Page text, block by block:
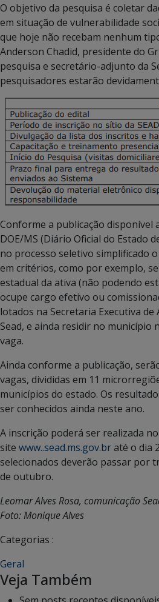
O objetivo da pesquisa é coletar
em situação de vulnerabilidade
que hoje não recebam nenhum
Anderson Chadid, presidente do
pesquisa e secretário-adjunto da
pesquisadores estarão
Conforme a publicação disponível
DOE/MS (Diário Oficial do Estado
no processo seletivo simplificado
em critérios, como por exemplo,
estadual da ativa (não podendo
ocupe cargo efetivo ou
lotados na Secretaria Executiva de
Sead, e ainda residir no município
vaga.
Ainda conforme a publicação,
vagas, divididas em 11
municípios do estado. Os
ser conhecidos ainda neste ano.
A inscrição poderá ser realizada no
site www..sead.ms.gov.braté o dia
selecionados deverão passar por
de outubro.
Leomar Alves Rosa, comunicação
Foto: Monique Alves
Categorias :
Geral
Veja Também